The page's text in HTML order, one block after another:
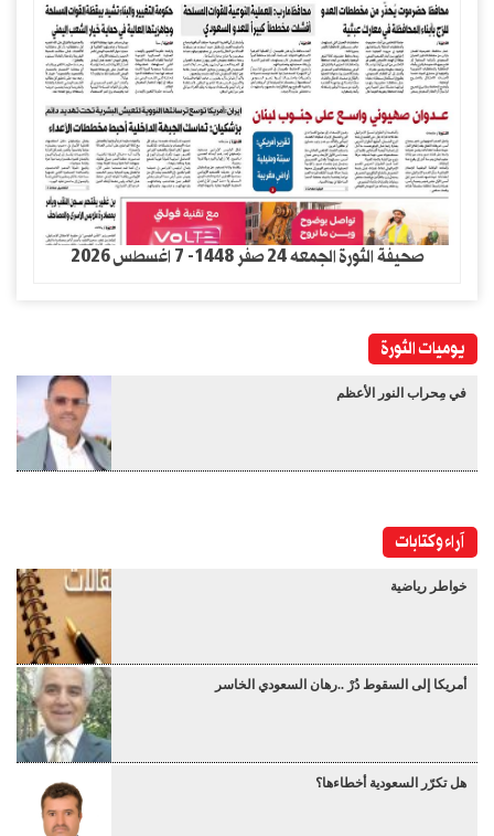
صحيفة الثورة الجمعه 24 صفر 1448- 7 اغسطس 2026
يوميات الثورة
في مِحراب النور الأعظم
آراء وكتابات
خواطر رياضية
أمريكا إلى السقوط دُرْ ..رهان السعودي الخاسر
هل تكرّر السعودية أخطاءها؟